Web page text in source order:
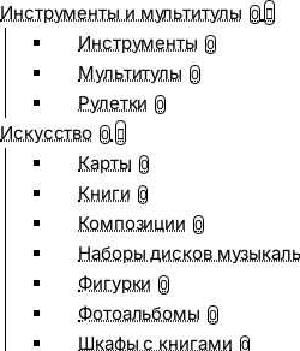
Инструменты и мультитулы 0
Инструменты 0
Мультитулы 0
Рулетки 0
Искусство 0
Карты 0
Книги 0
Композиции 0
Наборы дисков
Фигурки 0
Фотоальбомы 0
Шкафы с книгами 0